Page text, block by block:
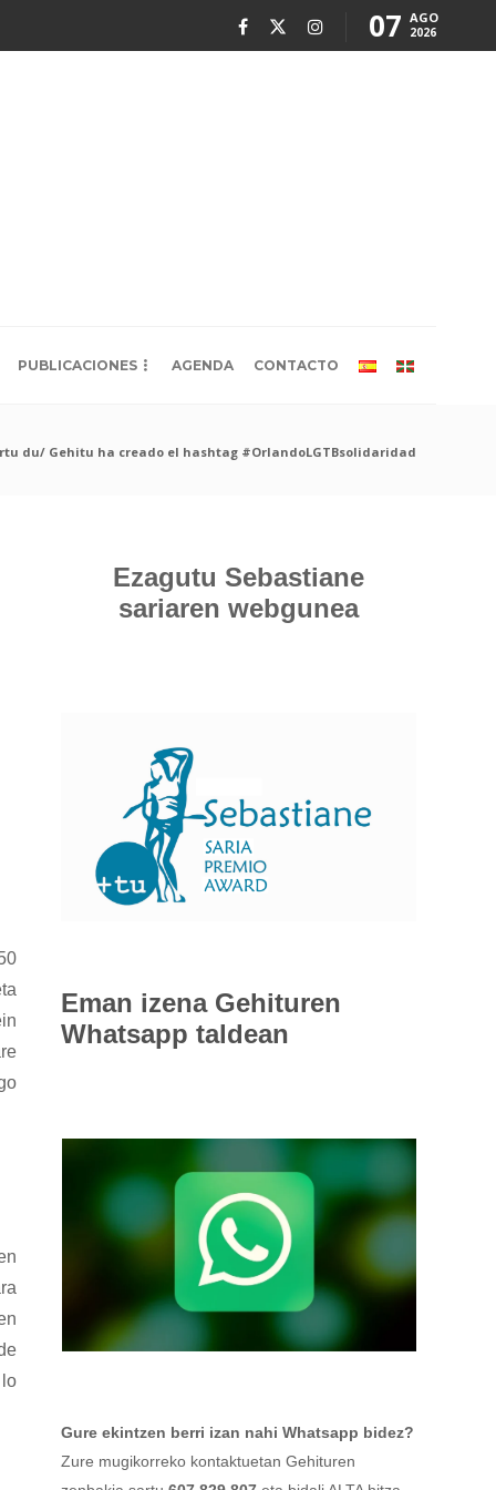
07 AGO
2026
PUBLICACIONES AGENDA CONTACTO
du/ Gehitu ha creado el hashtag #OrlandoLGTBsolidaridad
Ezagutu Sebastiane
sariaren webgunea
Eman izena Gehituren
Whatsapp taldean
Gure ekintzen berri izan nahi Whatsapp bidez?
Zure mugikorreko kontaktuetan Gehituren